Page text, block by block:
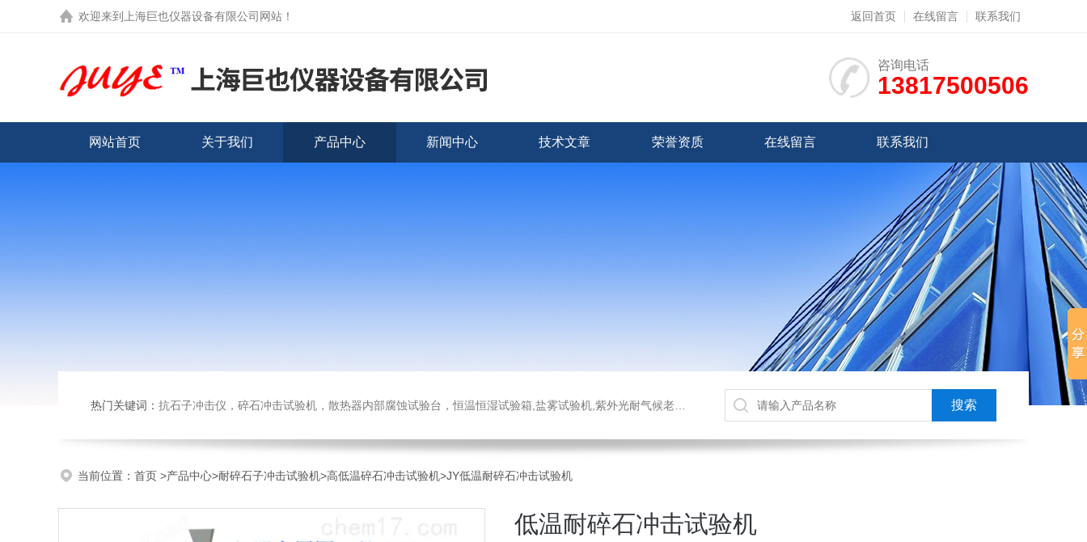
欢迎来到 上海巨也仪器设备有限公司网站 ！ 返回首页 在线留言 联系我们
咨询电话
13817500506
网站首页 关于我们 产品中心 新闻中心 技术文章 荣誉资质 在线留言 联系我们
热门关键词： 抗石子冲击仪，碎石冲击试验机，散热器内部腐蚀试验台，恒温恒湿试验箱,盐雾试验机,紫外光耐气候老化试验箱,氙灯老化试验箱，沙尘试验箱，淋雨试验箱，汽车内饰材料燃烧试验机
当前位置： 首页 >产品中心>耐碎石子冲击试验机>高低温碎石冲击试验机>JY低温耐碎石冲击试验机
低温耐碎石冲击试验机